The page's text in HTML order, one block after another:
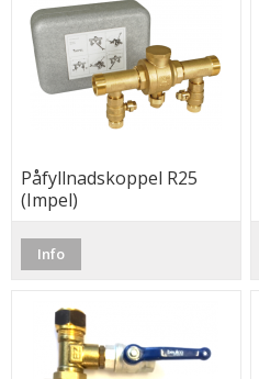
Påfyllnadskoppel R25
(Impel)
Info